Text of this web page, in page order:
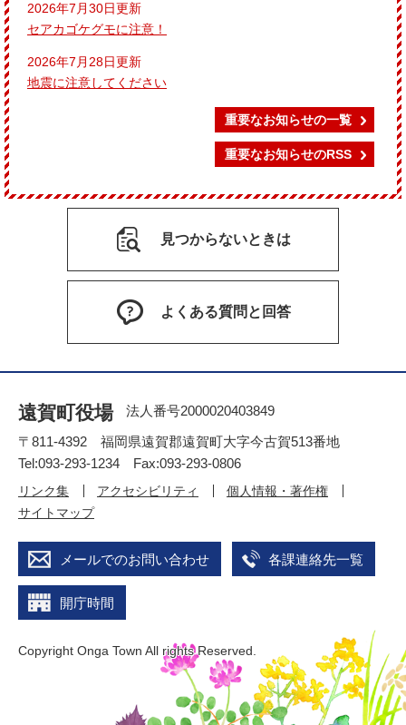
2026年7月30日更新
セアカゴケグモに注意！
2026年7月28日更新
地震に注意してください
重要なお知らせの一覧
重要なお知らせのRSS
見つからないときは
よくある質問と回答
遠賀町役場
法人番号2000020403849
〒811-4392 福岡県遠賀郡遠賀町大字今古賀513番地
Tel:093-293-1234 Fax:093-293-0806
リンク集 アクセシビリティ
個人情報・著作権
サイトマップ
メールでのお問い合わせ 各課連絡先一覧
開庁時間
Copyright Onga Town All rights Reserved.